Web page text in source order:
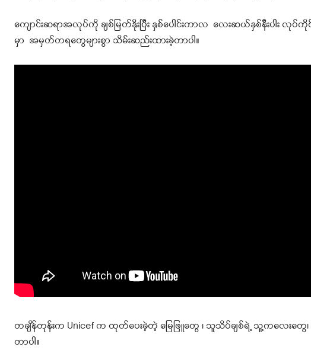
ကျောင်းဆရာအလုပ်ကို ချစ်မြတ်နိုးပြီး နှစ်ပေါင်းကာလ လေးဆယ်နှစ်နီးပါး
မှာ အမှတ်တရတွေများစွာ သိမ်းဆည်းထားခဲ့တာပါ။
တချိန်တုန်းက Unicef က ထုတ်ပေးခဲ့တဲ့ မြေဖြူတွေ ၊ သူသိပ်ချစ်ရဲ့ သူ့ကလေ
တာပါ။